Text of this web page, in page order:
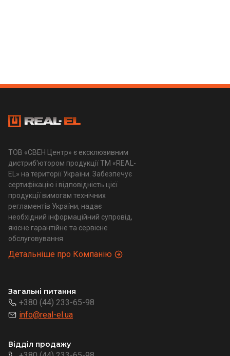
ТОВ «СВЕН Центр» є ексклюзивним
дистриб'ютором продукції ТМ «REAL-
EL» на території України. Забезпечує
сертифікацію і відповідність цієї
продукції вимогам технічних
регламентів України, надає
необхідний інформаційний супровід,
якісне гарантійне та сервісне
обслуговування
Детальніше про Компанію
Загальні питання
+380 (44) 233-65-98
info@real-el.ua
Відділ продажу